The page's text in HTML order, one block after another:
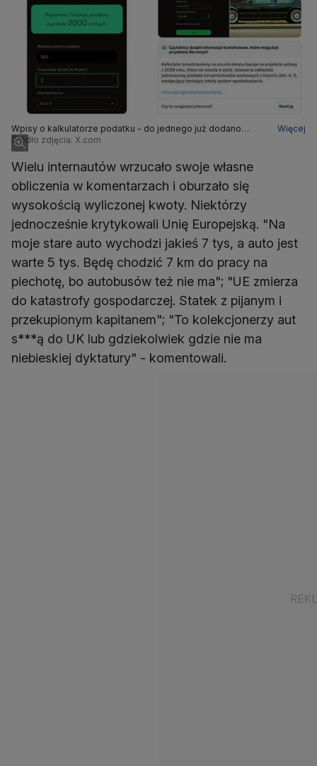
Wpisy o kalkulatorze podatku - do jednego już dodano
"informacje kontekstowe" na platformie X
Więcej
Źródło zdjęcia: X.com
Wielu internautów wrzucało swoje własne
obliczenia w komentarzach i oburzało się
wysokością wyliczonej kwoty. Niektórzy
jednocześnie krytykowali Unię Europejską. "Na
moje stare auto wychodzi jakieś 7 tys, a auto jest
warte 5 tys. Będę chodzić 7 km do pracy na
piechotę, bo autobusów też nie ma"; "UE zmierza
do katastrofy gospodarczej. Statek z pijanym i
przekupionym kapitanem"; "To kolekcjonerzy aut
s***ą do UK lub gdziekolwiek gdzie nie ma
niebieskiej dyktatury" - komentowali.